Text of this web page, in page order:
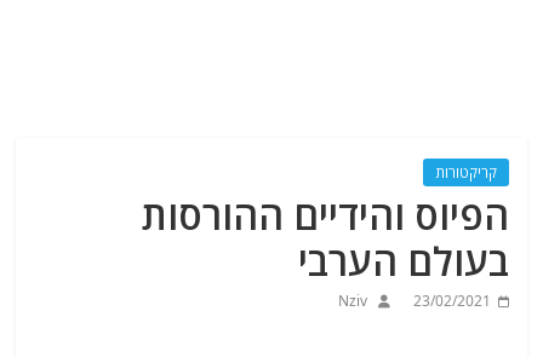
קריקטורות
הפיוס והידיים ההורסות
בעולם הערבי
23/02/2021
Nziv